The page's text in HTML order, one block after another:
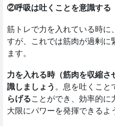
②呼吸は吐くことを意識する
筋トレで力を入れている時に
すが、これでは筋肉が過剰に
ます。
力を入れる時（筋肉を収縮
識しましょう 。息を吐くこと
らげることができ、効率的に
大限にパワーを発揮できるよ